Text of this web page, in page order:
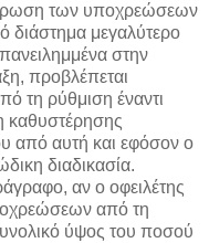
των υποχρεώσεων
διάστημα μεγαλύτερο
στην
προβλέπεται
τη ρύθμιση έναντι
από αυτή και εφόσον ο
διαδικασία.
αν ο οφειλέτης
από τη
ύψος του ποσού